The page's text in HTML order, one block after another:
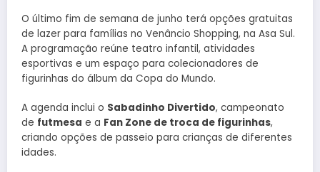
O último fim de semana de junho terá opções gratuitas
de lazer para famílias no Venâncio Shopping, na Asa Sul.
A programação reúne teatro infantil, atividades
esportivas e um espaço para colecionadores de
figurinhas do álbum da Copa do Mundo.
A agenda inclui o Sabadinho Divertido, campeonato
de futmesa e a Fan Zone de troca de figurinhas,
criando opções de passeio para crianças de diferentes
idades.